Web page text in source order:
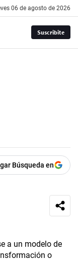
06 de agosto de 2026
Suscribite
Búsqueda en
a un modelo de
o